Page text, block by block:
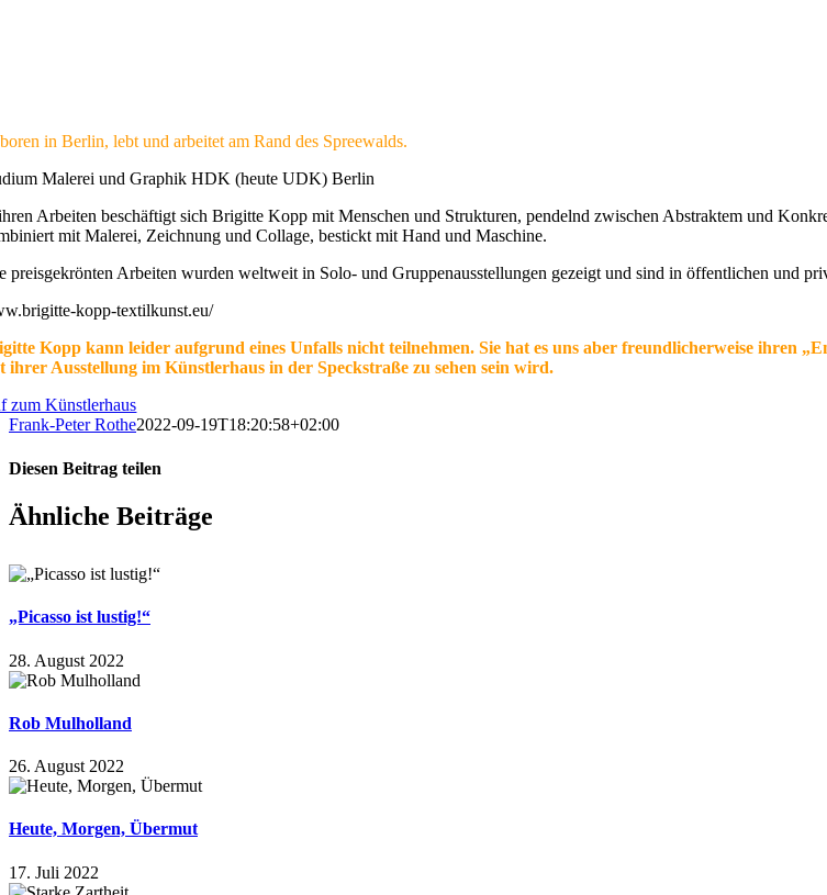
in Berlin, lebt und arbeitet am Rand des Spreewalds.
Malerei und Graphik HDK (heute UDK) Berlin
Arbeiten beschäftigt sich Brigitte Kopp mit Menschen und Strukturen, pendelnd zwischen Abstraktem und
mit Malerei, Zeichnung und Collage, bestickt mit Hand und Maschine.
preisgekrönten Arbeiten wurden weltweit in Solo- und Gruppenausstellungen gezeigt und sind in öffentlichen und
kopp-textilkunst.eu/
Kopp kann leider aufgrund eines Unfalls nicht teilnehmen. Sie hat es uns aber freundlicherweise ihren
ihrer Ausstellung im Künstlerhaus in der Speckstraße zu sehen sein wird.
zum Künstlerhaus
Frank-Peter Rothe2022-09-19T18:20:58+02:00
Diesen Beitrag teilen
Facebook
X
WhatsApp
E-
Mail
Ähnliche Beiträge
„Picasso ist lustig!“
28. August 2022
Rob Mulholland
26. August 2022
Heute, Morgen, Übermut
17. Juli 2022